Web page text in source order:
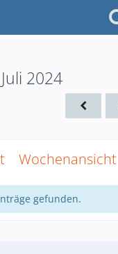
2024
Wochenansicht
gefunden.